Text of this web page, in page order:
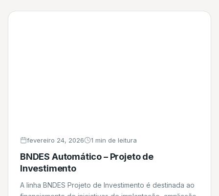
fevereiro 24, 2026 1 min de leitura
BNDES Automático – Projeto de
Investimento
A linha BNDES Projeto de Investimento é destinada ao